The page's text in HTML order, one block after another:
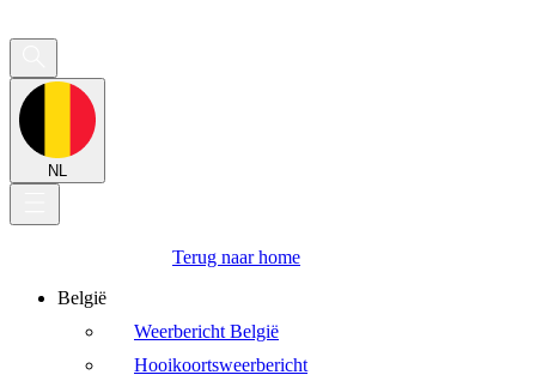
NL
Terug naar home
België
Weerbericht België
Hooikoortsweerbericht